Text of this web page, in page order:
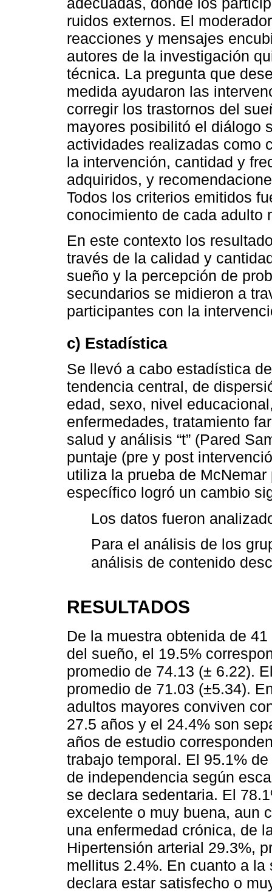
ruidos externos. El
reacciones y mensajes
autores de la investigación
técnica. La pregunta que
medida ayudaron las
corregir los trastornos del
mayores posibilitó el diálogo
actividades realizadas como
la intervención, cantidad y
adquiridos, y
Todos los criterios emitidos
conocimiento de cada adulto
En este contexto los
través de la calidad y
sueño y la percepción de
secundarios se midieron a
participantes con la
c) Estadística
Se llevó a cabo estadística
tendencia central, de
edad, sexo, nivel
enfermedades, tratamiento
salud y análisis “t” (Pared
puntaje (pre y post
utiliza la prueba de
específico logró un cambio
Los datos fueron
Para el análisis de los
análisis de contenido
RESULTADOS
De la muestra obtenida de
del sueño, el 19.5%
promedio de 74.13 (± 6.22).
promedio de 71.03 (±5.34).
adultos mayores conviven
27.5 años y el 24.4% son
años de estudio
trabajo temporal. El 95.1%
de independencia según
se declara sedentaria. El
excelente o muy buena, aun
una enfermedad crónica, de
Hipertensión arterial 29.3%,
mellitus 2.4%. En cuanto a
declara estar satisfecho o